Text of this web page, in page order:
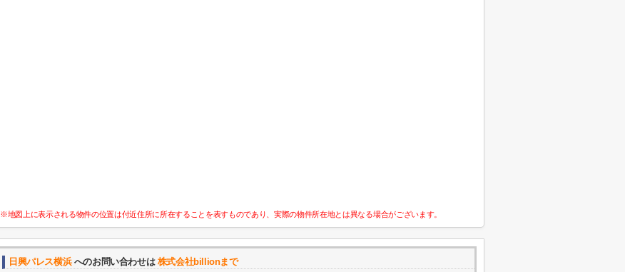
※地図上に表示される物件の位置は付近住所に所在することを表すものであり、実際の物件所在地とは異なる場合がございます。
日興パレス横浜へのお問い合わせは 株式会社billionまで